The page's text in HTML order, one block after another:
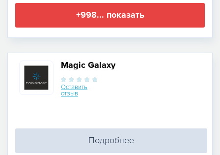
+998... показать
Magic Galaxy
Оставить
отзыв
Подробнее